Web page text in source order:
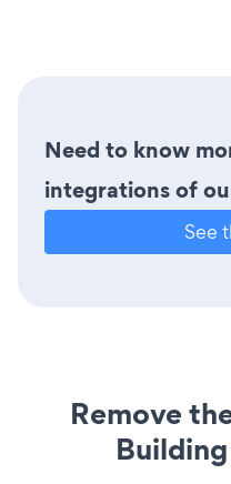
Need to know
integrations of
See
Remove